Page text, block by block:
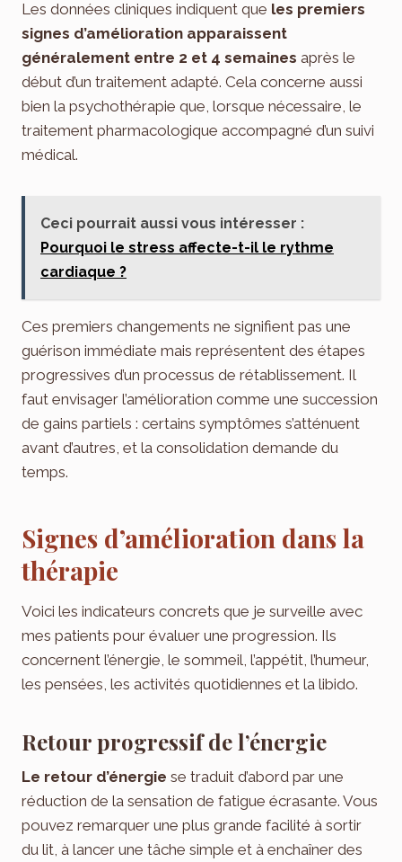
Les données cliniques indiquent que les premiers
signes d’amélioration apparaissent
généralement entre 2 et 4 semaines après le
début d’un traitement adapté. Cela concerne aussi
bien la psychothérapie que, lorsque nécessaire, le
traitement pharmacologique accompagné d’un suivi
médical.
Ceci pourrait aussi vous intéresser :
Pourquoi le stress affecte-t-il le rythme
cardiaque ?
Ces premiers changements ne signifient pas une
guérison immédiate mais représentent des étapes
progressives d’un processus de rétablissement. Il
faut envisager l’amélioration comme une succession
de gains partiels : certains symptômes s’atténuent
avant d’autres, et la consolidation demande du
temps.
Signes d’amélioration dans la
thérapie
Voici les indicateurs concrets que je surveille avec
mes patients pour évaluer une progression. Ils
concernent l’énergie, le sommeil, l’appétit, l’humeur,
les pensées, les activités quotidiennes et la libido.
Retour progressif de l’énergie
Le retour d’énergie se traduit d’abord par une
réduction de la sensation de fatigue écrasante. Vous
pouvez remarquer une plus grande facilité à sortir
du lit, à lancer une tâche simple et à enchaîner des